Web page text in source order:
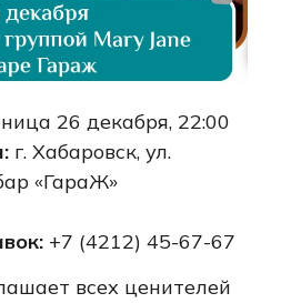
26 декабря, 22:00
г. Хабаровск, ул.
«ГараЖ»
+7 (4212) 45-67-67
всех ценителей